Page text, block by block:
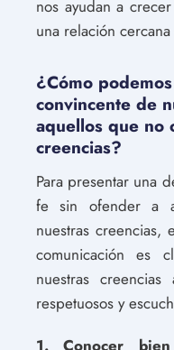
nos ayudan a
una relación
¿Cómo
convincente de
aquellos que no
creencias?
Para presentar una
fe sin ofender a
nuestras creencias,
comunicación es
nuestras
respetuosos y
1. Conocer